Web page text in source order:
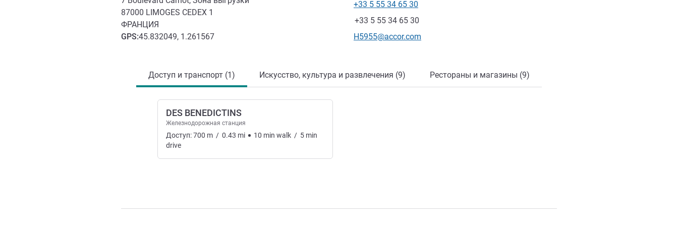
87000 LIMOGES CEDEX 1
ФРАНЦИЯ
GPS:45.832049, 1.261567
Телефон
+33 5 55 34 65 30
Факс
+33 5 55 34 65 30
Контактный адрес электронной почты
H5955@accor.com
Доступ и транспорт (1) Искусство, культура и развлечения (9) Рестораны и магазины (9)
DES BENEDICTINS
Железнодорожная станция
Доступ:700 m / 0.43 mi 10 min walk / 5 min
drive